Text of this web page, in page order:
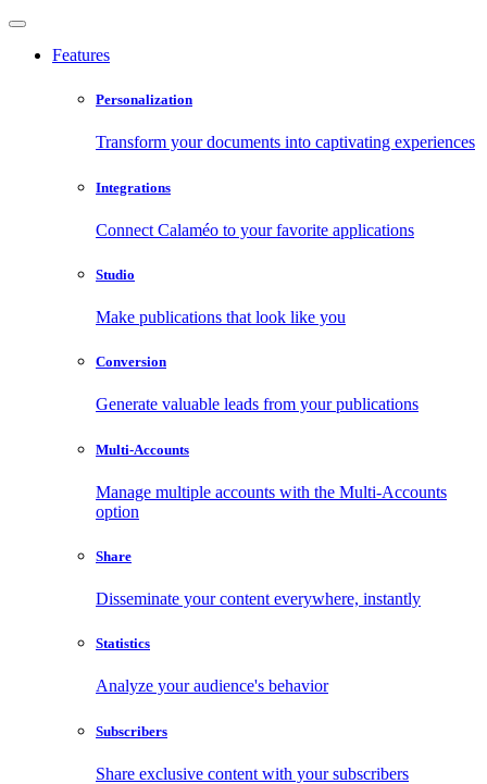
Features
Personalization
Transform your documents into captivating experiences
Integrations
Connect Calaméo to your favorite applications
Studio
Make publications that look like you
Conversion
Generate valuable leads from your publications
Multi-Accounts
Manage multiple accounts with the Multi-Accounts
option
Share
Disseminate your content everywhere, instantly
Statistics
Analyze your audience's behavior
Subscribers
Share exclusive content with your subscribers